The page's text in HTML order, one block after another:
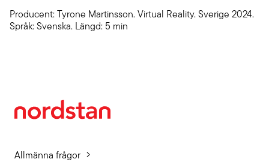
Producent: Tyrone Martinsson. Virtual Reality. Sverige 2024.
Språk: Svenska. Längd: 5 min
Allmänna frågor